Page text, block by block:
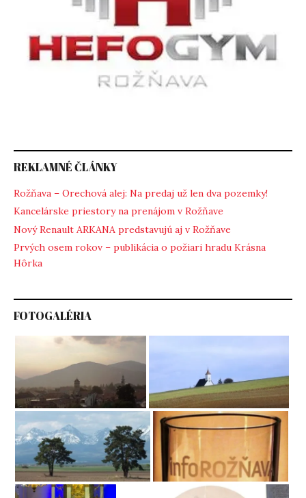
REKLAMNÉ ČLÁNKY
Rožňava – Orechová alej: Na predaj už len dva pozemky!
Kancelárske priestory na prenájom v Rožňave
Nový Renault ARKANA predstavujú aj v Rožňave
Prvých osem rokov – publikácia o požiari hradu Krásna
Hôrka
FOTOGALÉRIA